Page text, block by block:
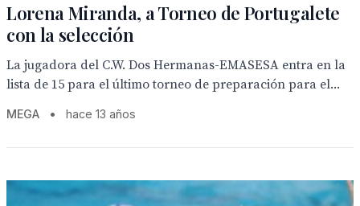
Lorena Miranda, a Torneo de Portugalete
con la selección
La jugadora del C.W. Dos Hermanas-EMASESA entra en la
lista de 15 para el último torneo de preparación para el...
MEGA • hace 13 años